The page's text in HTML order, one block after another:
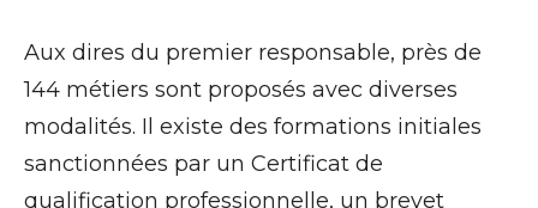
Aux dires du premier responsable, près de
144 métiers sont proposés avec diverses
modalités. Il existe des formations initiales
sanctionnées par un Certificat de
qualification professionnelle, un brevet